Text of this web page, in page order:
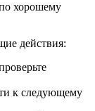
хорошему
действия:
к следующему